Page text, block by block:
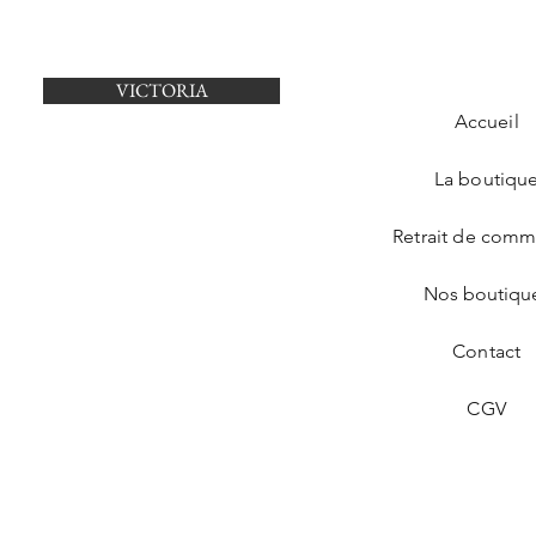
VICTORIA
Accueil
La boutique
Retrait de
Nos
Contact
CGV